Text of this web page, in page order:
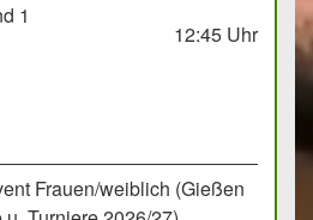
1
12:45 Uhr
Frauen/weiblich (Gießen